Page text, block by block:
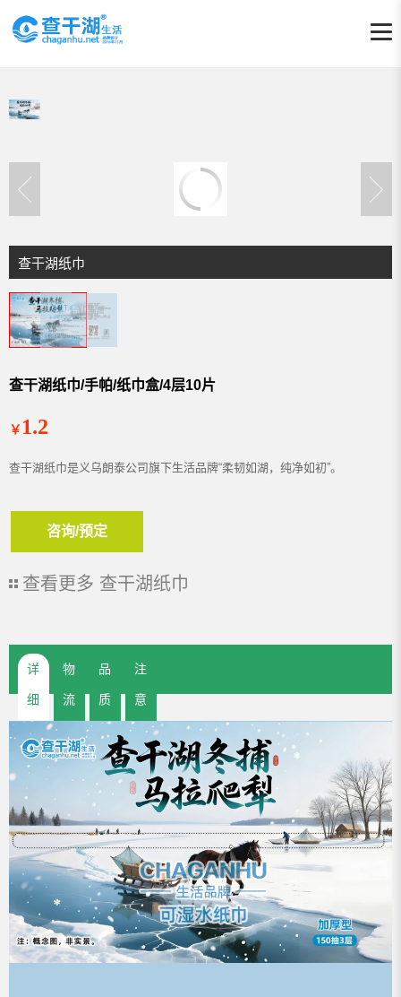
查干湖纸巾
查干湖纸巾/手帕/纸巾盒/4层10片
￥ 1.2
查干湖纸巾是义乌朗泰公司旗下生活品牌“柔韧如湖，纯净如初”。
咨询/预定
查看更多 查干湖纸巾
详
细
介
绍
物
流
输
品
质
证
注
意
事
项